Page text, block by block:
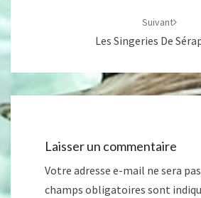
Suivant
Les Singeries De
Laisser un commentaire
Votre adresse e-mail ne sera
champs obligatoires sont